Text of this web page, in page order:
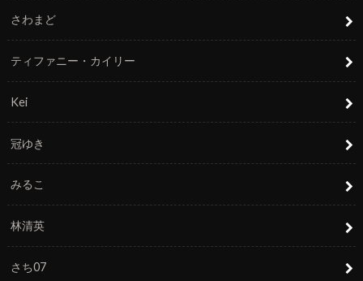
さわまど
ティファニー・カイリー
Kei
冠ゆき
みるこ
林清英
さち07